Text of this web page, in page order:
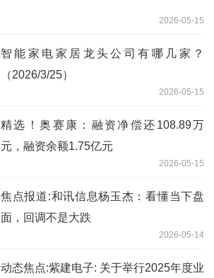
2026-05-15
智能家电家居龙头公司有哪几家？
（2026/3/25）
2026-05-15
精选！奥赛康：融资净偿还108.89万
元，融资余额1.75亿元
2026-05-15
焦点报道:和讯信息杨玉杰：看懂当下盘
面，回调不是大跌
2026-05-14
动态焦点:紫建电子: 关于举行2025年度业